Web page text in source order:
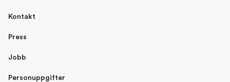
Kontakt
Press
Jobb
Personuppgifter